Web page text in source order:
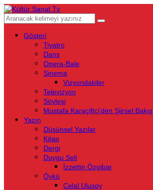
Gösteri
Tiyatro
Dans
Opera-Bale
Sinema
Vizyondakiler
Televizyon
Söyleşi
Mustafa Karaçiftçi’den Şiirsel Bakış
Yazın
Düşünsel Yazılar
Kitap
Dergi
Duygu Seli
İzzettin Özgibar
Öykü
Celal Ulusoy